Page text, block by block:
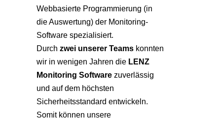
Webbasierte Programmierung (in
die Auswertung) der Monitoring-
Software spezialisiert.
Durch zwei unserer Teams konnten
wir in wenigen Jahren die LENZ
Monitoring Software zuverlässig
und auf dem höchsten
Sicherheitsstandard entwickeln.
Somit können unsere